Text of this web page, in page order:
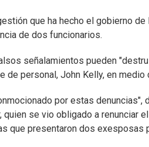
que ha hecho el gobierno
de dos funcionarios.
señalamientos pueden
personal, John Kelly, en medio
por estas denuncias",
se vio obligado a renunciar
que presentaron dos